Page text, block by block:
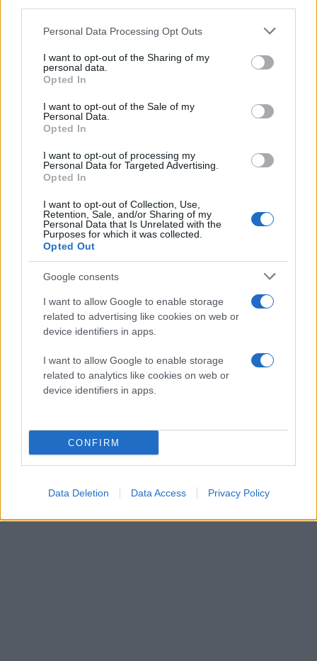
Please note that this website/app uses one or more Google
not limited to your visit or usage behaviour. You may click to
grant or deny consent to Google and its third-party tags to
use your data for below specified purposes in below Google
consent section.
Personal Data Processing Opt Outs
I want to opt-out of the Sharing of my
personal data.
Opted In
I want to opt-out of the Sale of my
Personal Data.
Opted In
I want to opt-out of processing my
Personal Data for Targeted Advertising.
Opted In
I want to opt-out of Collection, Use,
Retention, Sale, and/or Sharing of my
Personal Data that Is Unrelated with the
Purposes for which it was collected.
Opted Out
Google consents
I want to allow Google to enable storage
related to advertising like cookies on web or
device identifiers in apps.
I want to allow Google to enable storage
related to analytics like cookies on web or
device identifiers in apps.
CONFIRM
Data Deletion Data Access Privacy Policy
Αξίζει να σημειωθεί ότι κατά τη διάρκεια του
διαφημιστικές πινακίδες όπου αναγραφόταν
ξεκάθαρα η ονομασία HTC One!
HTC One (M7)
Οθόνη 4.7” Full HD (1920 x 1080, 468ppi)
Επεξεργαστής quad-core Qualcomm Snapdragon
S4 Pro 1.7GHz
Κάμερα 13MP CCD f/2.0
Εμπρόσθια κάμερα 2MP
Λειτουργικό σύστημαAndroid Jelly Beanμε HTC
Sense 5 UI